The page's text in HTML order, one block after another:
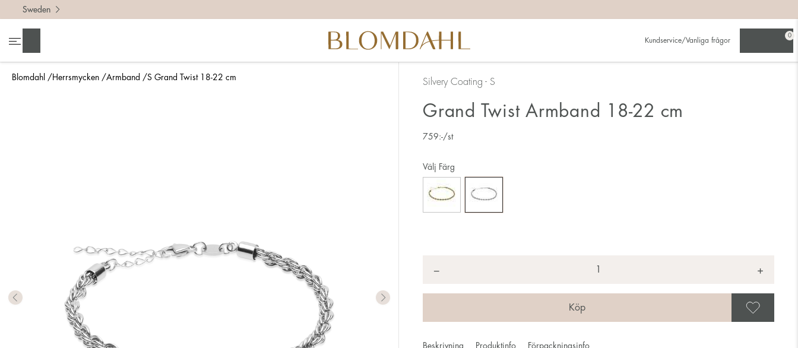
Blomdahl Herrsmycken Armband S Grand Twist 18-22 cm
Sweden
Kundservice/Vanliga frågor
0
Silvery Coating - S
Grand Twist Armband 18-22 cm
759:-/st
Välj Färg
− +
Beskrivning Produktinfo Förpackningsinfo